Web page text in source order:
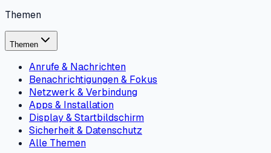
Themen
Themen
Anrufe & Nachrichten
Benachrichtigungen & Fokus
Netzwerk & Verbindung
Apps & Installation
Display & Startbildschirm
Sicherheit & Datenschutz
Alle Themen